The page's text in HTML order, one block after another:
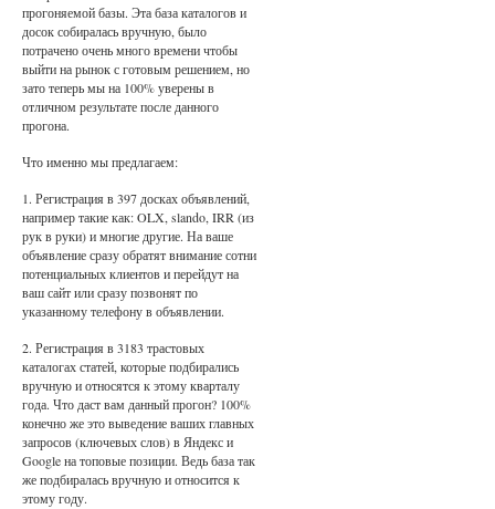
прогоняемой базы. Эта база каталогов и
досок собиралась вручную, было
потрачено очень много времени чтобы
выйти на рынок с готовым решением, но
зато теперь мы на 100% уверены в
отличном результате после данного
прогона.
Что именно мы предлагаем:
1. Регистрация в 397 досках объявлений,
например такие как: OLX, slando, IRR (из
рук в руки) и многие другие. На ваше
объявление сразу обратят внимание сотни
потенциальных клиентов и перейдут на
ваш сайт или сразу позвонят по
указанному телефону в объявлении.
2. Регистрация в 3183 трастовых
каталогах статей, которые подбирались
вручную и относятся к этому кварталу
года. Что даст вам данный прогон? 100%
конечно же это выведение ваших главных
запросов (ключевых слов) в Яндекс и
Google на топовые позиции. Ведь база так
же подбиралась вручную и относится к
этому году.